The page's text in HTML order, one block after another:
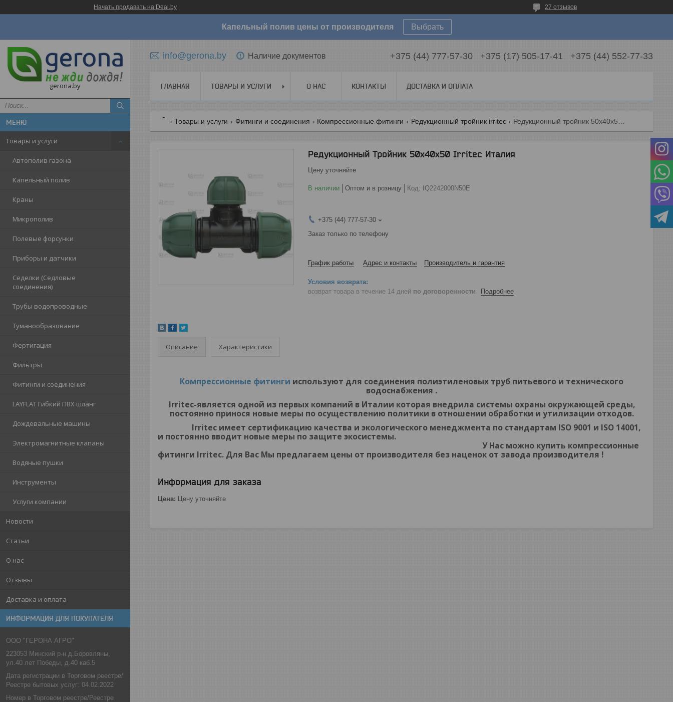
Начать продавать на Deal.by 27 отзывов
Капельный полив цены от производителя Выбрать
gerona.by
Товары и услуги
Автополив газона
Капельный полив
Краны
Микрополив
Полевые форсунки
Приборы и датчики
Седелки (Седловые
соединения)
Трубы водопроводные
Туманообразование
Фертигация
Фильтры
Фитинги и соединения
LAYFLAT Гибкий ПВХ шланг
Дождевальные машины
Электромагнитные клапаны
Водяные пушки
Инструменты
Услуги компании
Новости
Статьи
О нас
Отзывы
Доставка и оплата
ИНФОРМАЦИЯ ДЛЯ ПОКУПАТЕЛЯ
ООО "ГЕРОНА АГРО"
223053 Минский р-н д.Боровляны,
ул.40 лет Победы, д.40 каб.5
Дата регистрации в Торговом реестре/
Реестре бытовых услуг: 04.02.2022
Номер в Торговом реестре/Реестре
info@gerona.by Наличие документов +375 (44) 777-57-30 +375 (17) 505-17-41 +375 (44) 552-77-33
ГЛАВНАЯ ТОВАРЫ И УСЛУГИ О НАС КОНТАКТЫ ДОСТАВКА И ОПЛАТА
Товары и услуги Фитинги и соединения Компрессионные фитинги Редукционный тройник irritec
Редукционный Тройник 50х40х50 Irritec Италия
Цену уточняйте
В наличии Оптом и в розницу Код: IQ2242000N50E
+375 (44) 777-57-30
Заказ только по телефону
График работы Адрес и контакты Производитель и гарантия
возврат товара в течение 14 дней по договоренности Подробнее
Описание Характеристики
Компрессионные фитинги используют для соединения полиэтиленовых труб питьевого и технического
водоснабжения .
Irritec-является одной из первых компаний в Италии которая внедрила системы охраны окружающей среды,
постоянно принося новые меры по осуществлению политики в отношении обработки и утилизации отходов.
Irritec имеет сертификацию качества и экологического менеджмента по стандартам ISO 9001 и ISO 14001,
и постоянно вводит новые меры по защите экосистемы.
У Нас можно купить компрессионные
фитинги Irritec. Для Вас Мы предлагаем цены от производителя без наценок от завода производителя !
Информация для заказа
Цена: Цену уточняйте